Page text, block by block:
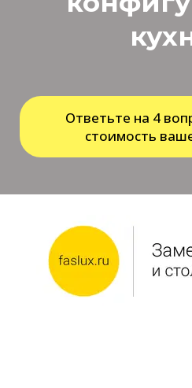
Ответьте на 4
стоимость